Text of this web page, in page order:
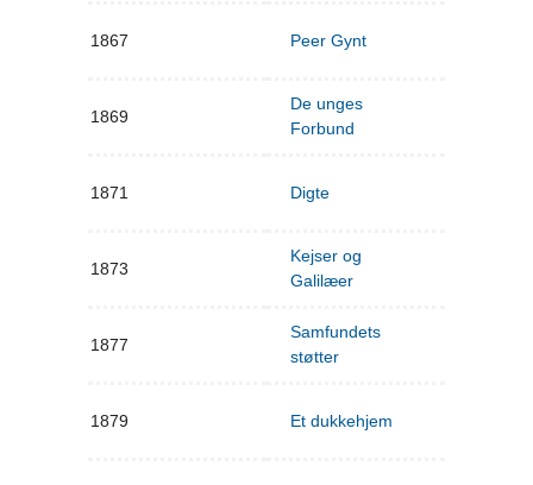
1867 Peer Gynt
1869
De unges
Forbund
1871 Digte
1873
Kejser og
Galilæer
1877
Samfundets
støtter
1879 Et dukkehjem